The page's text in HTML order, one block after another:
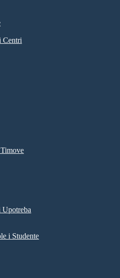
Centri
Upotreba
i Studente